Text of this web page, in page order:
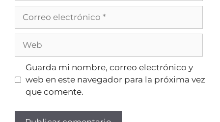
Guarda mi nombre, correo electrónico y
web en este navegador para la próxima vez
que comente.